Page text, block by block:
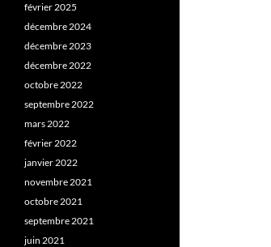
février 2025
décembre 2024
décembre 2023
décembre 2022
octobre 2022
septembre 2022
mars 2022
février 2022
janvier 2022
novembre 2021
octobre 2021
septembre 2021
juin 2021